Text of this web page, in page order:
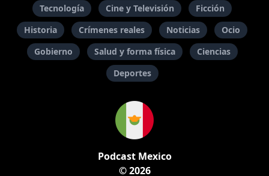
Tecnología
Cine y Televisión
Ficción
Historia
Crímenes reales Noticias
Ocio
Gobierno
Salud y forma física
Ciencias
Deportes
Podcast Mexico
© 2026